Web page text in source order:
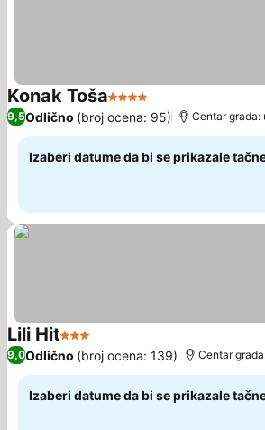
Konak Toša4 ZvezdicePogledaj cene
9,5Odlično (broj ocena: 95) Centar grada:
Izaberi datume da bi se prikazale
Lili Hit3 ZvezdicePogledaj cene
9,0Odlično (broj ocena: 139) Centar
Izaberi datume da bi se prikazale